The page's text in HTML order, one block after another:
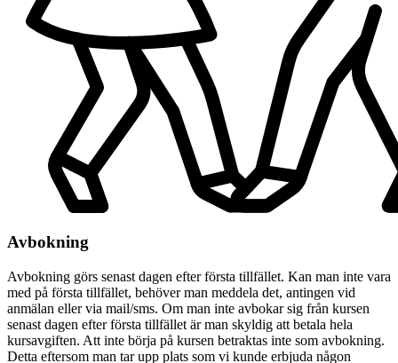
Avbokning
Avbokning görs senast dagen efter första tillfället. Kan man inte vara
med på första tillfället, behöver man meddela det, antingen vid
anmälan eller via mail/sms. Om man inte avbokar sig från kursen
senast dagen efter första tillfället är man skyldig att betala hela
kursavgiften. Att inte börja på kursen betraktas inte som avbokning.
Detta eftersom man tar upp plats som vi kunde erbjuda någon